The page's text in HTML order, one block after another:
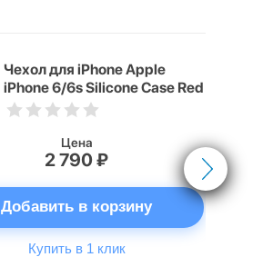
Чехол для iPhone Apple
iPhone 6/6s Silicone Case Red
Цена
2 790 ₽
Добавить в корзину
Купить в 1 клик